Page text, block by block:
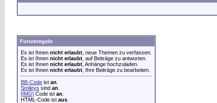
Forumregeln
Es ist Ihnen nicht erlaubt , neue Themen zu verfassen.
Es ist Ihnen nicht erlaubt , auf Beiträge zu antworten.
Es ist Ihnen nicht erlaubt , Anhänge hochzuladen.
Es ist Ihnen nicht erlaubt , Ihre Beiträge zu bearbeiten.
BB-Code ist an
Smileys sind an
[IMG] Code ist an
HTML-Code ist aus